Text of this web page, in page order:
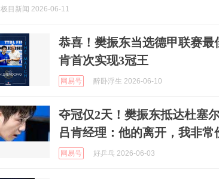
极目新闻 2026-06-11
恭喜！樊振东当选德甲联赛最
肯首次实现3冠王
网易号 醉卧浮生 2026-06-10
夺冠仅2天！樊振东抵达杜塞
吕肯经理：他的离开，我非常
网易号 好乒乓 2026-06-03